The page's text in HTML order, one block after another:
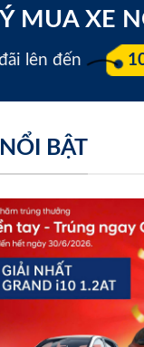
MUA XE
lên đến
BẬT